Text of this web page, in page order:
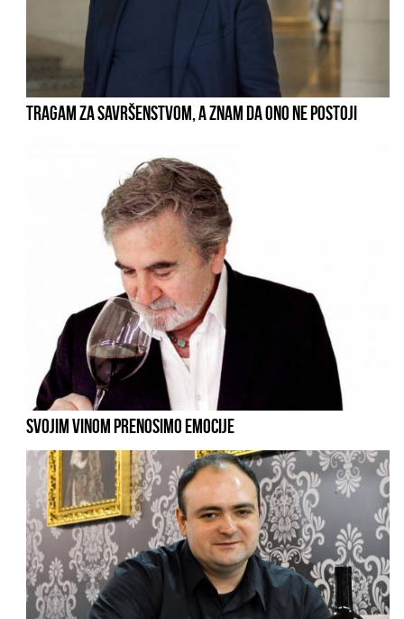
TRAGAM ZA SAVRŠENSTVOM, A ZNAM DA ONO NE POSTOJI
SVOJIM VINOM PRENOSIMO EMOCIJE